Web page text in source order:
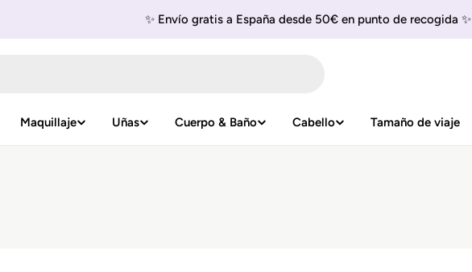
✨ Envío gratis a España desde 50€ en punto de recogida ✨
Maquillaje Uñas Cuerpo & Baño Cabello Tamaño de viaje